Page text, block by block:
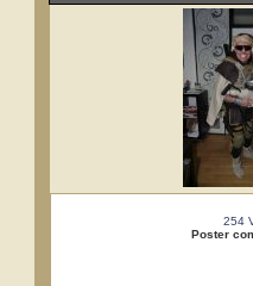
254
Poster